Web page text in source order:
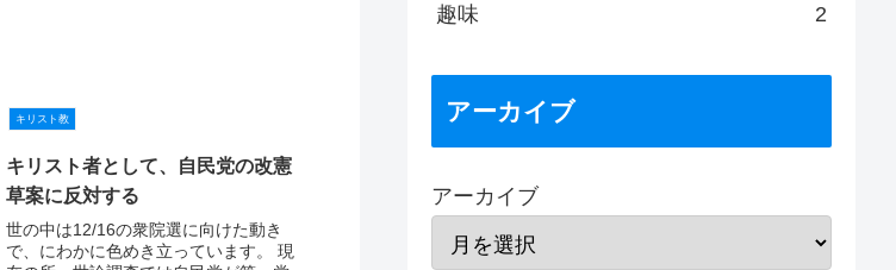
キリスト教
キリスト者として、自民党の改憲
草案に反対する
世の中は12/16の衆院選に向けた動き
で、にわかに色めき立っています。 現
趣味 2
アーカイブ
アーカイブ